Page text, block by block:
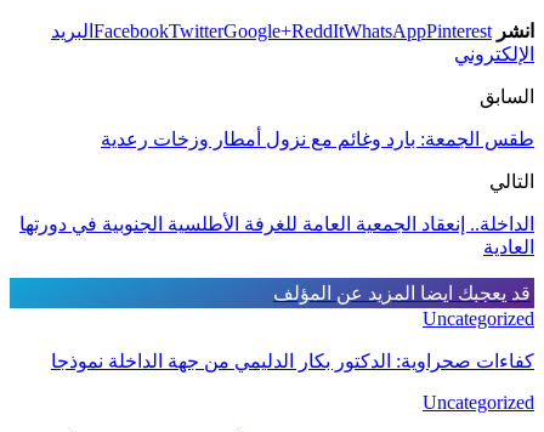
انشر FacebookTwitterGoogle+ReddItWhatsAppPinterest
البريد
الإلكتروني
السابق
طقس الجمعة: بارد وغائم مع نزول أمطار وزخات رعدية
التالي
الداخلة.. إنعقاد الجمعية العامة للغرفة الأطلسية الجنوبية في دورتها
العادية
قد يعجبك ايضا المزيد عن المؤلف
Uncategorized
كفاءات صحراوية: الدكتور بكار الدليمي من جهة الداخلة نموذجا
Uncategorized